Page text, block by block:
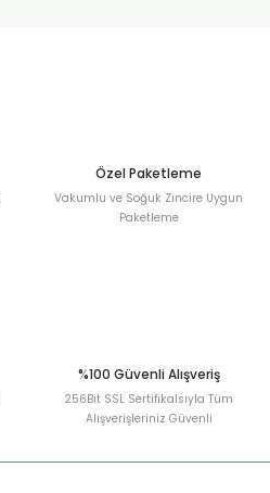
Özel Paketleme
Vakumlu ve Soğuk Zincire Uygun
Paketleme
%100 Güvenli Alışveriş
256Bit SSL Sertifikalsıyla Tüm
Alışverişleriniz Güvenli